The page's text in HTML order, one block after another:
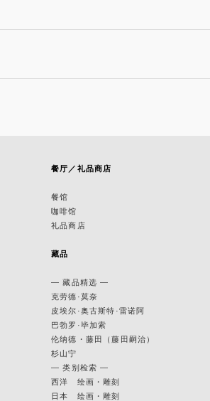
餐厅／礼品商店
餐馆
咖啡馆
礼品商店
藏品
— 藏品精选 —
克劳德·莫奈
皮埃尔·奥古斯特·雷诺阿
巴勃罗·毕加索
伦纳德・藤田（藤田嗣治）
杉山宁
— 类别检索 —
西洋 绘画・雕刻
日本 绘画・雕刻